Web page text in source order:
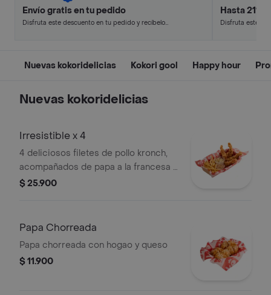
Envío gratis en tu pedido
Disfruta este descuento en tu pedido y recíbelo
Hasta 21%
Disfruta este
Nuevas kokoridelicias Kokori gool Happy hour
Nuevas kokoridelicias
Irresistible x 4
4 deliciosos filetes de pollo kronch,
acompañados de papa a la francesa o
papa de la casa, mas ensalada
$ 25.900
Papa Chorreada
Papa chorreada con hogao y queso
$ 11.900